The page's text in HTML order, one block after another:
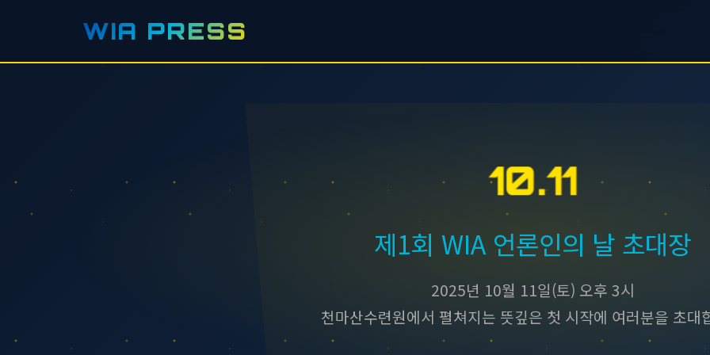
WIA PRESS
10.11
제1회 WIA 언론인의 날 초대장
2025년 10월 11일(토) 오후 3시
천마산수련원에서 펼쳐지는 뜻깊은 첫 시작에 여러분을 초대